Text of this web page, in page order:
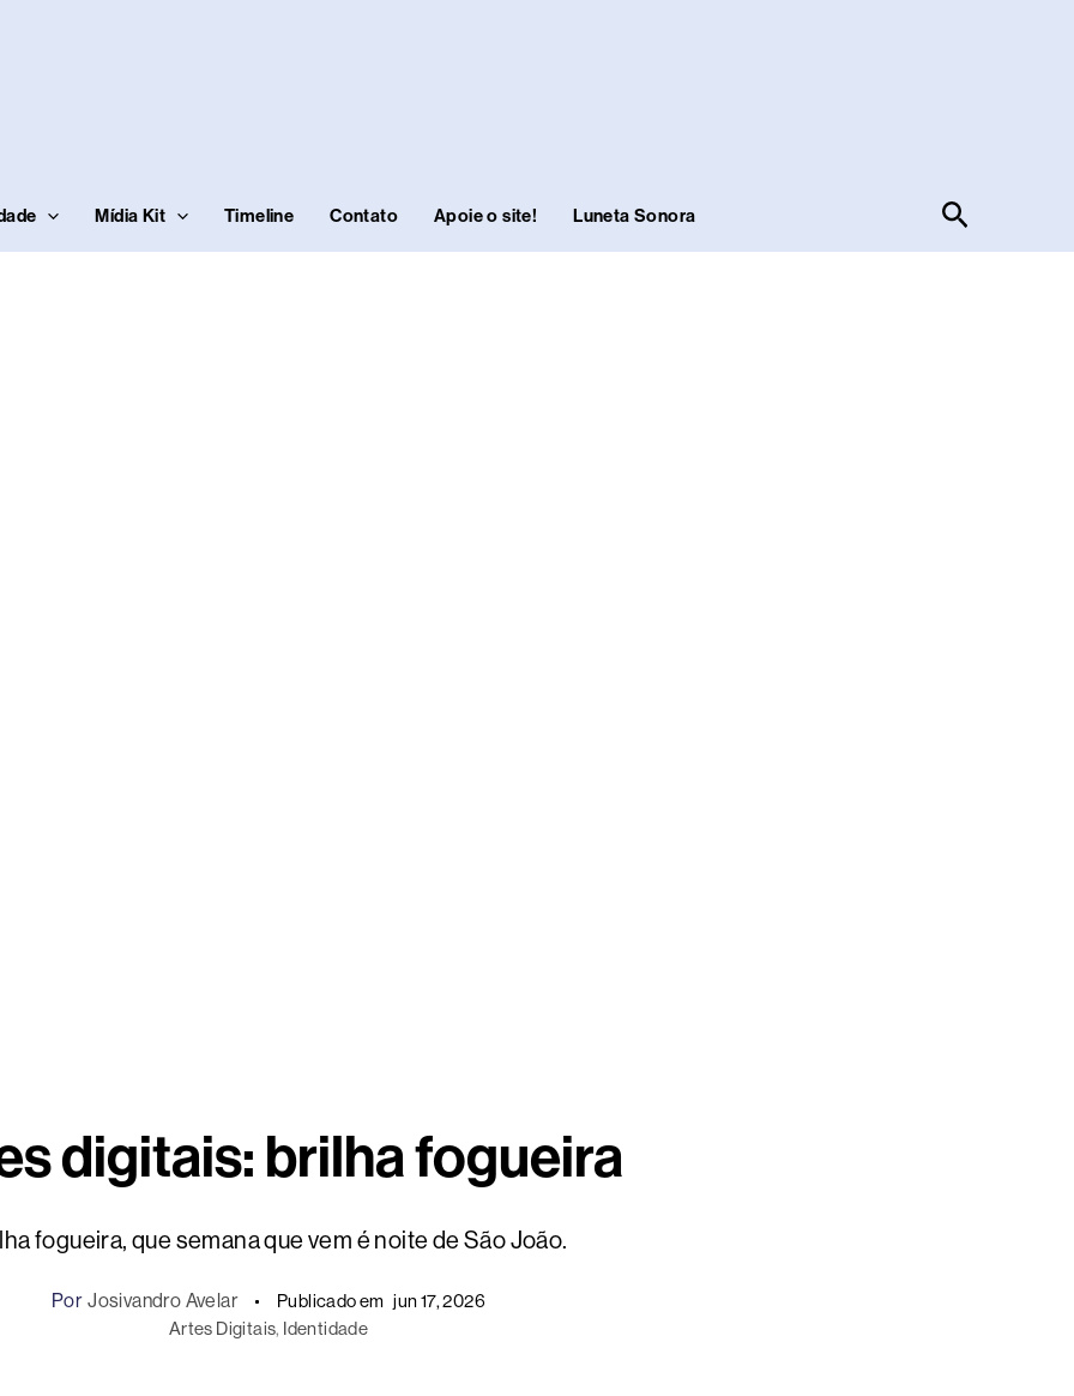
Mídia Kit Timeline Contato Apoie o site! Luneta Sonora Pesquisar
digitais: brilha fogueira
fogueira, que semana que vem é noite de São João.
Por Josivandro Avelar Publicado em jun 17, 2026
Artes Digitais, Identidade